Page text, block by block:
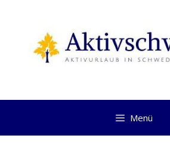
Menü